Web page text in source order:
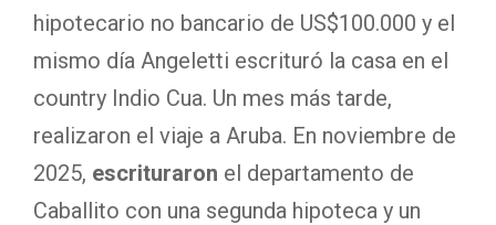
hipotecario no bancario de US$100.000 y el
mismo día Angeletti escrituró la casa en el
country Indio Cua. Un mes más tarde,
realizaron el viaje a Aruba. En noviembre de
2025, escrituraron el departamento de
Caballito con una segunda hipoteca y un